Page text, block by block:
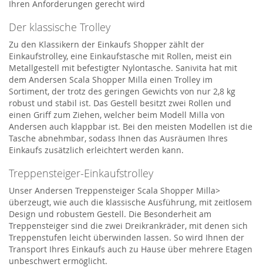
Ihren Anforderungen gerecht wird
Der klassische Trolley
Zu den Klassikern der Einkaufs Shopper zählt der
Einkaufstrolley, eine Einkaufstasche mit Rollen, meist ein
Metallgestell mit befestigter Nylontasche. Sanivita hat mit
dem Andersen Scala Shopper Milla einen Trolley im
Sortiment, der trotz des geringen Gewichts von nur 2,8 kg
robust und stabil ist. Das Gestell besitzt zwei Rollen und
einen Griff zum Ziehen, welcher beim Modell Milla von
Andersen auch klappbar ist. Bei den meisten Modellen ist die
Tasche abnehmbar, sodass Ihnen das Ausräumen Ihres
Einkaufs zusätzlich erleichtert werden kann.
Treppensteiger-Einkaufstrolley
Unser Andersen Treppensteiger Scala Shopper Milla>
überzeugt, wie auch die klassische Ausführung, mit zeitlosem
Design und robustem Gestell. Die Besonderheit am
Treppensteiger sind die zwei Dreikrankräder, mit denen sich
Treppenstufen leicht überwinden lassen. So wird Ihnen der
Transport Ihres Einkaufs auch zu Hause über mehrere Etagen
unbeschwert ermöglicht.